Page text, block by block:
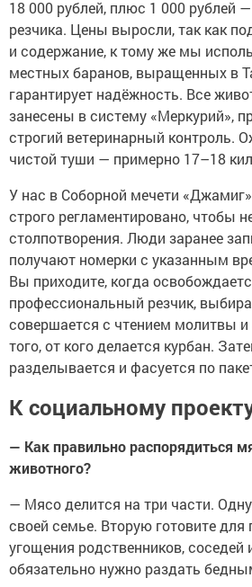
18 000 рублей, плюс 1 000 рублей
резчика. Цены выросли, так как
и содержание, к тому же мы
местных баранов, выращенных в
гарантирует надёжность. Все
занесены в систему «Меркурий»,
строгий ветеринарный контроль.
чистой туши — примерно 17–18
У нас в Соборной мечети
строго регламентировано, чтобы
столпотворения. Люди заранее
получают номерки с указанным
Вы приходите, когда
профессиональный резчик,
совершается с чтением молитвы
того, от кого делается курбан.
разделывается и фасуется по
К социальному
— Как правильно распорядиться
животного?
— Мясо делится на три части.
своей семье. Вторую готовите для
угощения родственников, соседей
обязательно нужно раздать